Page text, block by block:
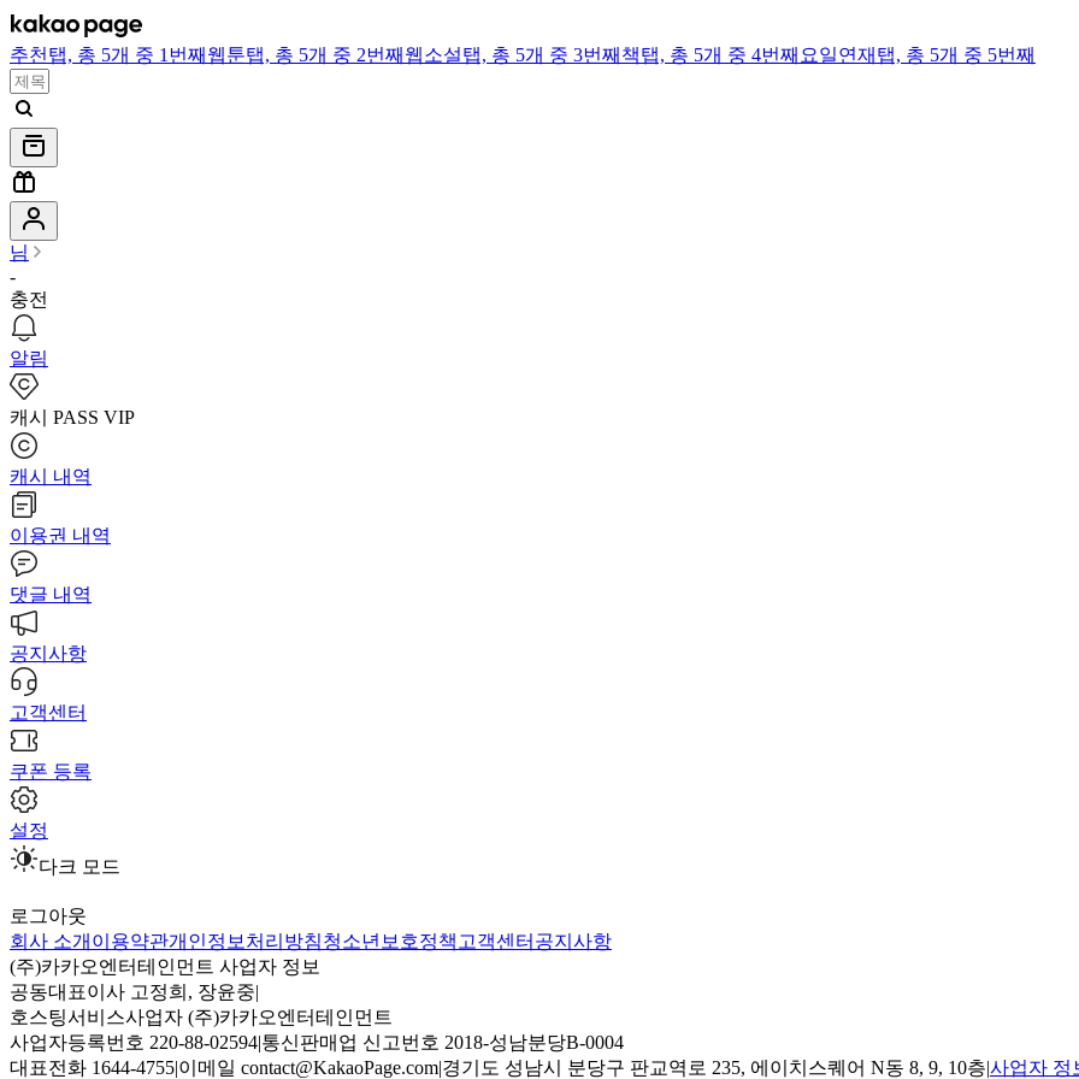
추천 탭, 총 5개 중 1번째 웹툰탭, 총 5개 중 2번째 웹소설탭, 총 5개 중 3번째 책탭, 총 5개 중 4번째 요일연재 탭, 총 5개 중 5번째
님
-
충전
알림
캐시 PASS VIP
캐시 내역
이용권 내역
댓글 내역
공지사항
고객센터
쿠폰 등록
설정
다크 모드
로그아웃
회사 소개 이용약관개인정보처리방침청소년보호정책 고객센터 공지사항
(주)카카오엔터테인먼트 사업자 정보
공동대표이사 고정희, 장윤중|
호스팅서비스사업자 (주)카카오엔터테인먼트
사업자등록번호 220-88-02594|통신판매업 신고번호 2018-성남분당B-0004
대표전화 1644-4755|이메일 contact@KakaoPage.com|경기도 성남시 분당구 판교역로 235, 에이치스퀘어 N동 8, 9, 10층|사업자 정